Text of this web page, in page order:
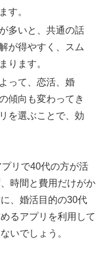
す。
多いと、共通の話
が得やすく、スム
ります。
って、恋活、婚
傾向も変わってき
を選ぶことで、効
リで40代の方が活
時間と費用だけがか
、婚活目的の30代
るアプリを利用して
いでしょう。